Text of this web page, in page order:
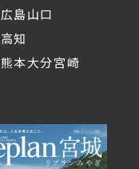
広島山口
高知
熊本大分宮崎